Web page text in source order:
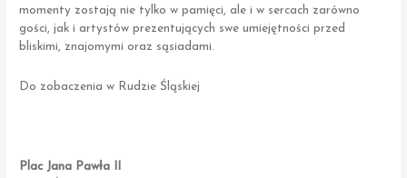
momenty zostają nie tylko w pamięci, ale i w sercach zarówno
gości, jak i artystów prezentujących swe umiejętności przed
bliskimi, znajomymi oraz sąsiadami.
Do zobaczenia w Rudzie Śląskiej
Plac Jana Pawła II